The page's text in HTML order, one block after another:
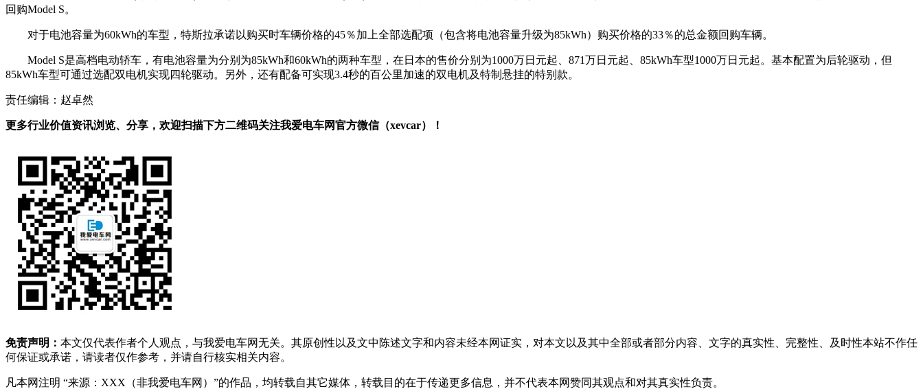
回购Model S。
对于电池容量为60kWh的车型，特斯拉承诺以购买时车辆价格的45％加上全部选配项（包含将电池容量升级为85kWh）购买价格的33％的总金额回购车辆。
Model S是高档电动轿车，有电池容量为分别为85kWh和60kWh的两种车型，在日本的售价分别为1000万日元起、871万日元起、85kWh车型1000万日元起。基本配置为后轮驱动，但
85kWh车型可通过选配双电机实现四轮驱动。另外，还有配备可实现3.4秒的百公里加速的双电机及特制悬挂的特别款。
责任编辑：赵卓然
更多行业价值资讯浏览、分享，欢迎扫描下方二维码关注我爱电车网官方微信（xevcar）！
免责声明： 本文仅代表作者个人观点，与我爱电车网无关。其原创性以及文中陈述文字和内容未经本网证实，对本文以及其中全部或者部分内容、文字的真实性、完整性、及时性本站不作任
何保证或承诺，请读者仅作参考，并请自行核实相关内容。
凡本网注明 “来源：XXX（非我爱电车网）”的作品，均转载自其它媒体，转载目的在于传递更多信息，并不代表本网赞同其观点和对其真实性负责。